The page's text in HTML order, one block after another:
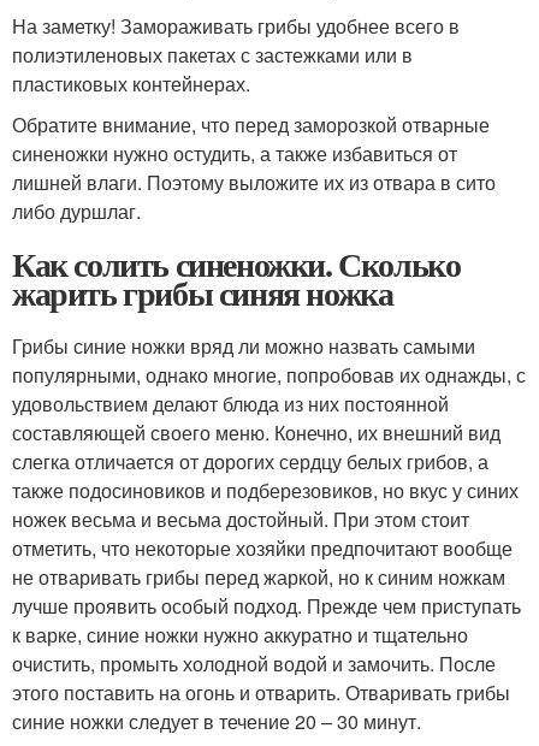
На заметку! Замораживать грибы удобнее всего в
полиэтиленовых пакетах с застежками или в
пластиковых контейнерах.
Обратите внимание, что перед заморозкой отварные
синеножки нужно остудить, а также избавиться от
лишней влаги. Поэтому выложите их из отвара в сито
либо дуршлаг.
Как солить синеножки. Сколько
жарить грибы синяя ножка
Грибы синие ножки вряд ли можно назвать самыми
популярными, однако многие, попробовав их однажды, с
удовольствием делают блюда из них постоянной
составляющей своего меню. Конечно, их внешний вид
слегка отличается от дорогих сердцу белых грибов, а
также подосиновиков и подберезовиков, но вкус у синих
ножек весьма и весьма достойный. При этом стоит
отметить, что некоторые хозяйки предпочитают вообще
не отваривать грибы перед жаркой, но к синим ножкам
лучше проявить особый подход. Прежде чем приступать
к варке, синие ножки нужно аккуратно и тщательно
очистить, промыть холодной водой и замочить. После
этого поставить на огонь и отварить. Отваривать грибы
синие ножки следует в течение 20 – 30 минут.